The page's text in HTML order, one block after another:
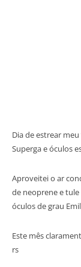
Dia de estrear
Superga e óculos
Aproveitei o ar
de neoprene e tule
óculos de grau
Este mês
rs